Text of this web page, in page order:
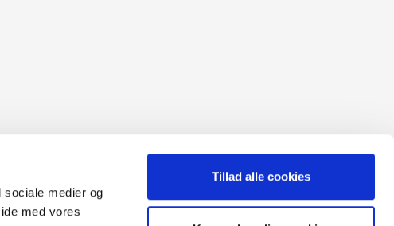
medier og
med vores
Tillad alle cookies